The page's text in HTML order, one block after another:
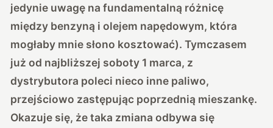
jedynie uwagę na fundamentalną różnicę
między benzyną i olejem napędowym, która
mogłaby mnie słono kosztować). Tymczasem
już od najbliższej soboty 1 marca, z
dystrybutora poleci nieco inne paliwo,
przejściowo zastępując poprzednią mieszankę.
Okazuje się, że taka zmiana odbywa się